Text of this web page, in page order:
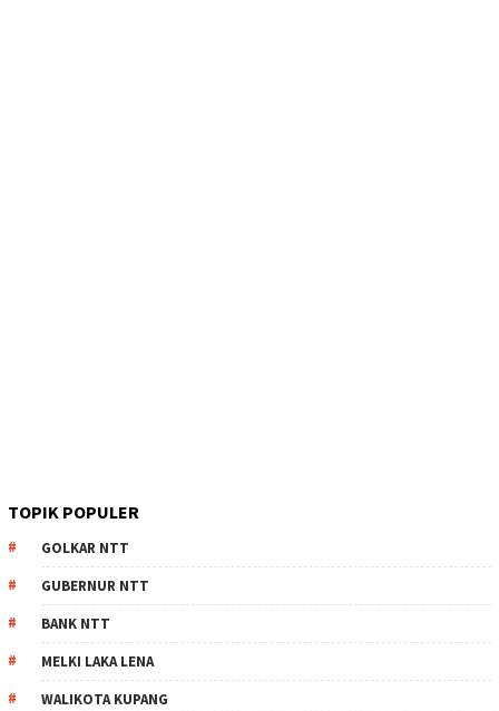
TOPIK POPULER
GOLKAR NTT
GUBERNUR NTT
BANK NTT
MELKI LAKA LENA
WALIKOTA KUPANG